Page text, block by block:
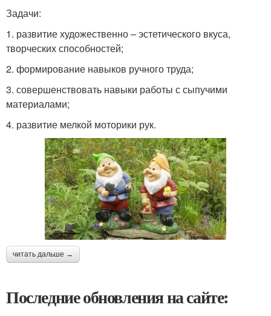
Задачи:
1. развитие художественно – эстетического вкуса,
творческих способностей;
2. формирование навыков ручного труда;
3. совершенствовать навыки работы с сыпучими
материалами;
4. развитие мелкой моторики рук.
читать дальше →
Последние обновления на сайте: